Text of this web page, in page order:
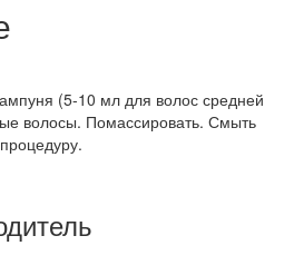
(5-10 мл для волос средней
волосы. Помассировать. Смыть